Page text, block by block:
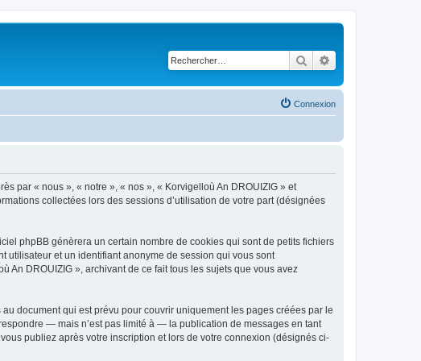
Rechercher
Connexion
par « nous », « notre », « nos », « Korvigelloù An DROUIZIG » et
collectées lors des sessions d’utilisation de votre part (désignées
phpBB génèrera un certain nombre de cookies qui sont de petits fichiers
utilisateur et un identifiant anonyme de session qui vous sont
DROUIZIG », archivant de ce fait tous les sujets que vous avez
document qui est prévu pour couvrir uniquement les pages créées par le
— mais n’est pas limité à — la publication de messages en tant
publiez après votre inscription et lors de votre connexion (désignés ci-